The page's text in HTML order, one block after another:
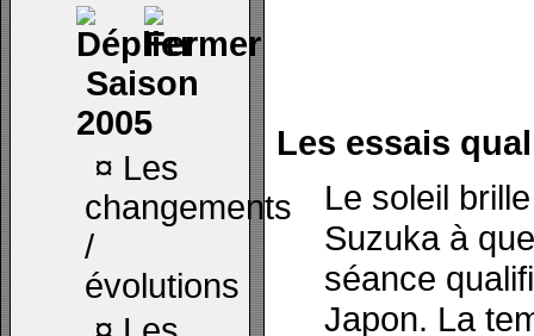
Saison
2005
¤ Les
changements
/
évolutions
Les essais
Le soleil
Suzuka à
séance
Japon. La